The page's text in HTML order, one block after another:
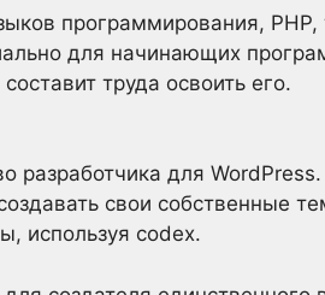
программирования,
для начинающих
труда освоить его.
разработчика для
свои собственные
используя codex.